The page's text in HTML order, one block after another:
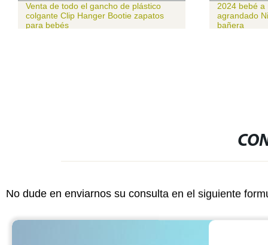
Venta de todo el gancho de plástico
colgante Clip Hanger Bootie zapatos
para bebés
2024 bebé a
agrandado
bañera
No dude en enviarnos su consulta en el siguiente